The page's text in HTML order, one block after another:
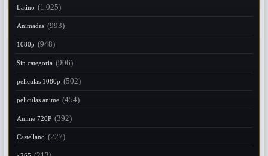
Latino (1.025)
Animadas (993)
1080p (948)
Sin categoria (906)
peliculas 1080p (502)
peliculas anime (454)
Anime 720P (392)
Castellano (227)